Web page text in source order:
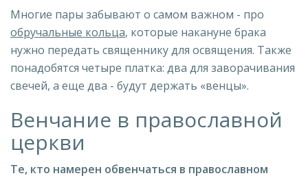
Многие пары забывают о самом важном - про
обручальные кольца, которые накануне брака
нужно передать священнику для освящения. Также
понадобятся четыре платка: два для заворачивания
свечей, а еще два - будут держать «венцы».
Венчание в православной
церкви
Те, кто намерен обвенчаться в православном